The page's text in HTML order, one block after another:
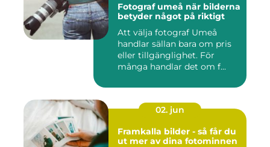
Fotograf umeå när bilderna
betyder något på riktigt
Att välja fotograf Umeå
handlar sällan bara om pris
eller tillgänglighet. För
många handlar det om f...
02. jun
Framkalla bilder - så får du
ut mer av dina fotominnen